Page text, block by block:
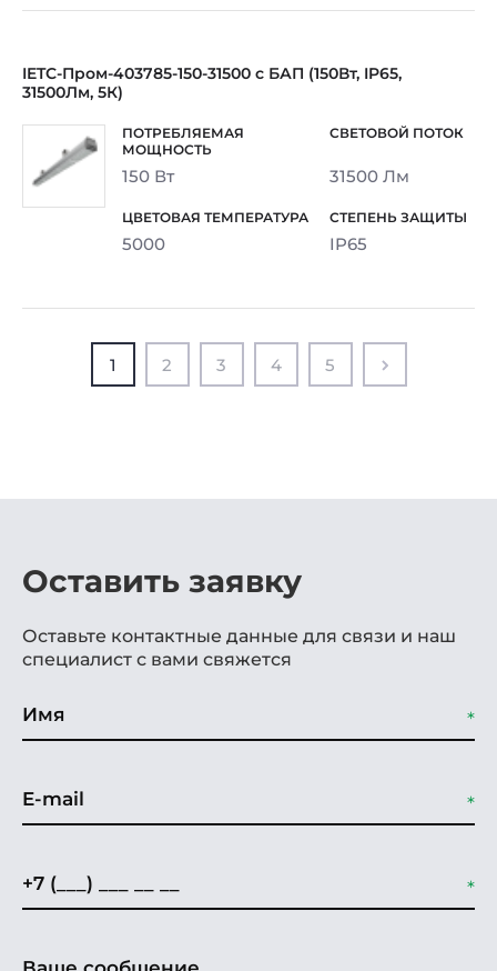
IETC-Пром-403785-150-31500 с БАП (150Вт, IP65,
31500Лм, 5К)
150 Вт 31500 Лм
5000 IP65
1 2 3 4 5
Оставить заявку
Оставьте контактные данные для связи и наш
специалист с вами свяжется